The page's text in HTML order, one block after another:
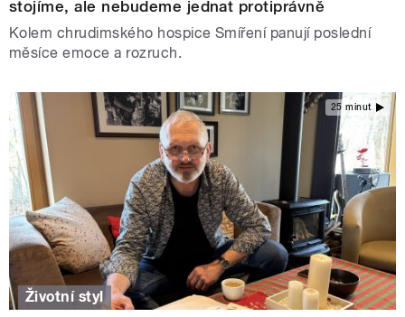
stojíme, ale nebudeme jednat protiprávně
Kolem chrudimského hospice Smíření panují poslední
měsíce emoce a rozruch.
25 minut
Životní styl